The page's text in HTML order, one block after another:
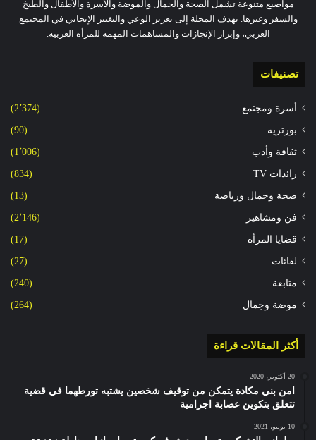
مواضيع متنوعة تشمل الصحة والجمال والموضة والأسرة والأطفال والطبخ
والسفر وغيرها. تهدف المجلة إلى تعزيز الوعي والتغيير الإيجابي في المجتمع
العربي، وإبراز الإنجازات والمساهمات المهمة للمرأة العربية.
تصنيفات
أسرة ومجتمع (2٬374)
بورتريه (90)
ثقافة وأدب (1٬006)
رائدات TV (834)
صحة وجمال ورياضة (13)
فن ومشاهير (2٬146)
قضايا المرأة (17)
لقائات (27)
متابعة (240)
موضة وجمال (264)
أكثر المقالات قراءة
20 أكتوبر، 2020
امن بني مكادة يتمكن من توقيف شخصين يشتبه تورطهما في قضية
تتعلق بتكوين عصابة اجرامية
10 يونيو، 2021